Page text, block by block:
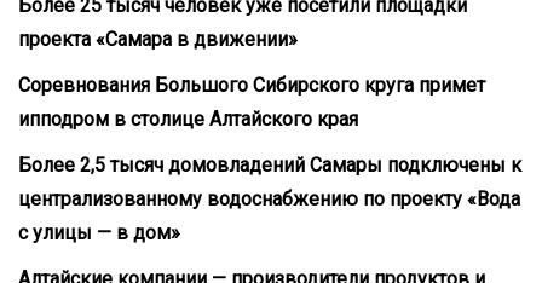
Более 25 тысяч человек уже посетили площадки
проекта «Самара в движении»
Соревнования Большого Сибирского круга примет
ипподром в столице Алтайского края
Более 2,5 тысяч домовладений Самары подключены к
централизованному водоснабжению по проекту «Вода
с улицы — в дом»